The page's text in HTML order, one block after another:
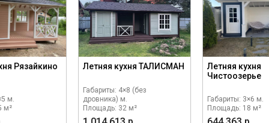
Рязайкино
м.
м²
Летняя кухня ТАЛИСМАН
Габариты: 4×8 (без
дровника) м.
Площадь: 32 м²
Летняя кухня
Чистоозерье
Габариты: 3×6 м.
Площадь: 18 м²